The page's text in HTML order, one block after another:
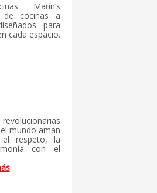
Marín’s
de cocinas a
para
cada espacio.
mundo aman
respeto, la
con el